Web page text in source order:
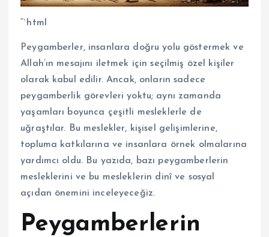
“`html
Peygamberler, insanlara doğru yolu göstermek ve
Allah’ın mesajını iletmek için seçilmiş özel kişiler
olarak kabul edilir. Ancak, onların sadece
peygamberlik görevleri yoktu; aynı zamanda
yaşamları boyunca çeşitli mesleklerle de
uğraştılar. Bu meslekler, kişisel gelişimlerine,
topluma katkılarına ve insanlara örnek olmalarına
yardımcı oldu. Bu yazıda, bazı peygamberlerin
mesleklerini ve bu mesleklerin dinî ve sosyal
açıdan önemini inceleyeceğiz.
Peygamberlerin